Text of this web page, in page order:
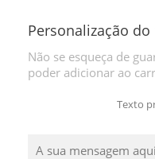
Personalização
Não se esqueça de
poder adicionar ao
Texto